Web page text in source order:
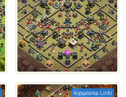
Kopyalama Linki